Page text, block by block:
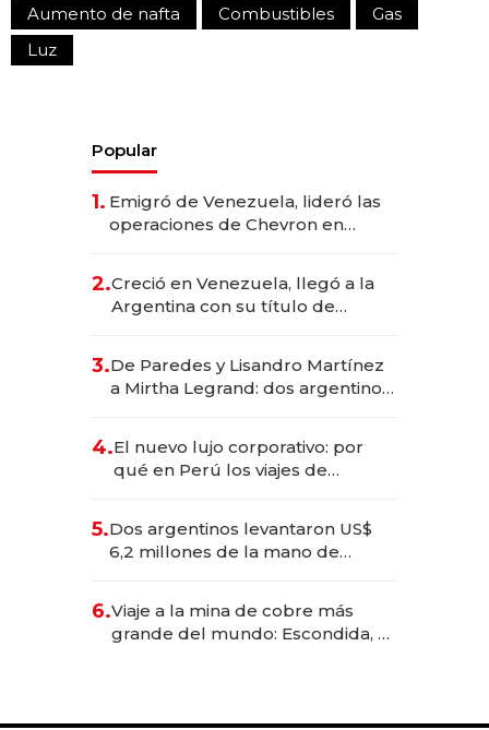
Aumento de nafta Combustibles
Gas
Luz
Popular
1. Emigró de Venezuela, lideró las
operaciones de Chevron en
2.Creció en Venezuela, llegó a la
Argentina con su título de
las marcas "fast premium"
3.De Paredes y Lisandro Martínez
a Mirtha Legrand: dos argentinos
4.El nuevo lujo corporativo: por
qué en Perú los viajes de
para convertirse en experiencias
transformadoras
5.Dos argentinos levantaron US$
6,2 millones de la mano de
6.Viaje a la mina de cobre más
grande del mundo: Escondida, el